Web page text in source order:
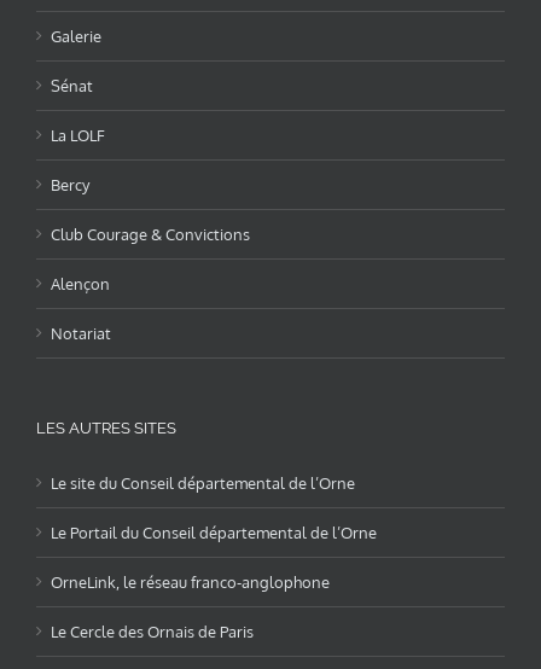
Galerie
Sénat
La LOLF
Bercy
Club Courage & Convictions
Alençon
Notariat
LES AUTRES SITES
Le site du Conseil départemental de l’Orne
Le Portail du Conseil départemental de l’Orne
OrneLink, le réseau franco-anglophone
Le Cercle des Ornais de Paris